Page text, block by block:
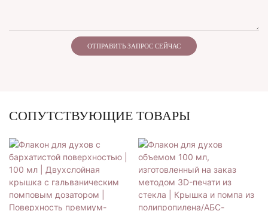
ОТПРАВИТЬ ЗАПРОС СЕЙЧАС
СОПУТСТВУЮЩИЕ ТОВАРЫ